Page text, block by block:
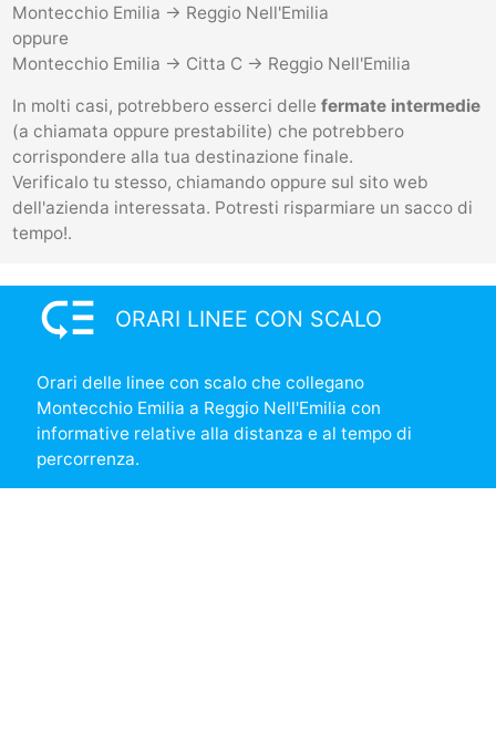
Montecchio Emilia -> Reggio Nell'Emilia
oppure
Montecchio Emilia -> Citta C -> Reggio Nell'Emilia
In molti casi, potrebbero esserci delle fermate intermedie
(a chiamata oppure prestabilite) che potrebbero
corrispondere alla tua destinazione finale.
Verificalo tu stesso, chiamando oppure sul sito web
dell'azienda interessata. Potresti risparmiare un sacco di
tempo!.
low_priority ORARI LINEE CON SCALO
Orari delle linee con scalo che collegano
Montecchio Emilia a Reggio Nell'Emilia con
informative relative alla distanza e al tempo di
percorrenza.